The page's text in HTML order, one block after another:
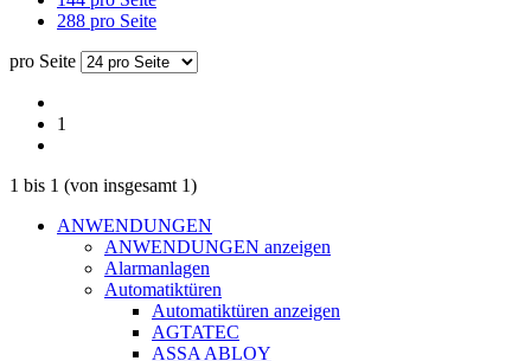
288 pro Seite
pro Seite
1
1 bis 1 (von insgesamt 1)
ANWENDUNGEN
ANWENDUNGEN anzeigen
Alarmanlagen
Automatiktüren
Automatiktüren anzeigen
AGTATEC
ASSA ABLOY